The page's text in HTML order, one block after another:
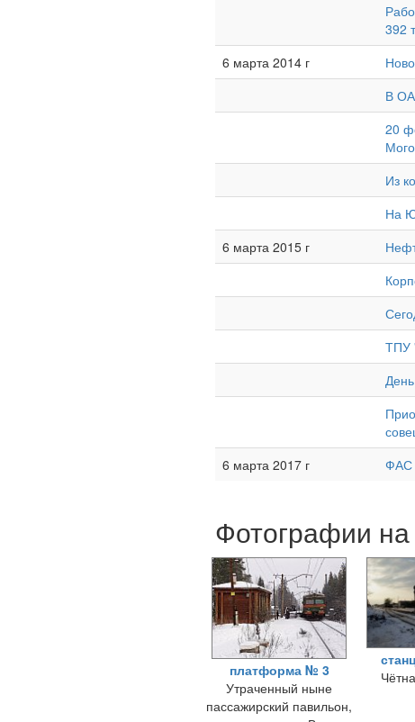
392
6 марта 2014 г
В
20
Из
На
6 марта 2015 г
ТПУ
6 марта 2017 г
ФАС
Фотографии
платформа № 3
Утраченный ныне
пассажирский павильон,